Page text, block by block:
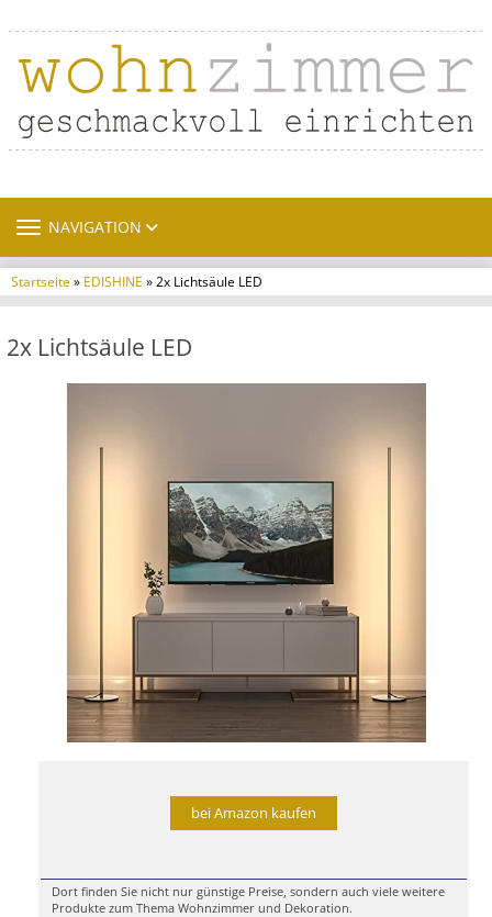
TOGGLE NAVIGATION
NAVIGATION
Startseite» EDISHINE » 2x Lichtsäule LED
2x Lichtsäule LED
bei Amazon kaufen
Dort finden Sie nicht nur günstige Preise, sondern auch viele weitere
Produkte zum Thema Wohnzimmer und Dekoration.